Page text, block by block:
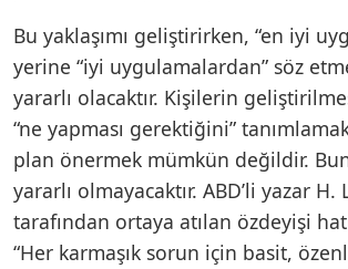
Bu yaklaşımı geliştirirken, “en iyi
yerine “iyi uygulamalardan” söz
yararlı olacaktır. Kişilerin
“ne yapması gerektiğini”
plan önermek mümkün değildir.
yararlı olmayacaktır. ABD’li yazar H.
tarafından ortaya atılan özdeyişi
“Her karmaşık sorun için basit,